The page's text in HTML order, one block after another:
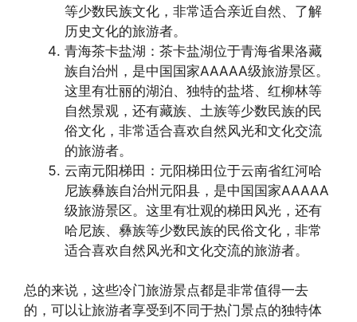
等少数民族文化，非常适合亲近自然、了解
历史文化的旅游者。
青海茶卡盐湖：茶卡盐湖位于青海省果洛藏
族自治州，是中国国家AAAAA级旅游景区。
这里有壮丽的湖泊、独特的盐塔、红柳林等
自然景观，还有藏族、土族等少数民族的民
俗文化，非常适合喜欢自然风光和文化交流
的旅游者。
云南元阳梯田：元阳梯田位于云南省红河哈
尼族彝族自治州元阳县，是中国国家AAAAA
级旅游景区。这里有壮观的梯田风光，还有
哈尼族、彝族等少数民族的民俗文化，非常
适合喜欢自然风光和文化交流的旅游者。
总的来说，这些冷门旅游景点都是非常值得一去
的，可以让旅游者享受到不同于热门景点的独特体